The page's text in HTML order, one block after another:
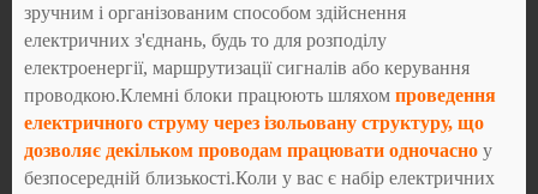
зручним і організованим способом здійснення
електричних з'єднань, будь то для розподілу
електроенергії, маршрутизації сигналів або керування
проводкою.Клемні блоки працюють шляхом проведення
електричного струму через ізольовану структуру, що
дозволяє декільком проводам працювати одночасно у
безпосередній близькості.Коли у вас є набір електричних